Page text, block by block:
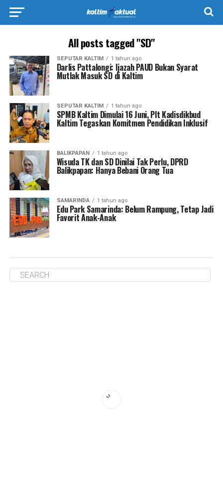
All posts tagged "SD"
SEPUTAR KALTIM 1 tahun ago
Darlis Pattalongi: Ijazah PAUD Bukan Syarat
Mutlak Masuk SD di Kaltim
SEPUTAR KALTIM 1 tahun ago
SPMB Kaltim Dimulai 16 Juni, Plt Kadisdikbud
Kaltim Tegaskan Komitmen Pendidikan Inklusif
BALIKPAPAN 1 tahun ago
Wisuda TK dan SD Dinilai Tak Perlu, DPRD
Balikpapan: Hanya Bebani Orang Tua
SAMARINDA 1 tahun ago
Edu Park Samarinda: Belum Rampung, Tetap Jadi
Favorit Anak-Anak